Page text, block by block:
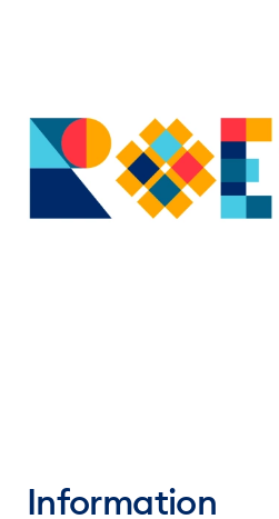
Information